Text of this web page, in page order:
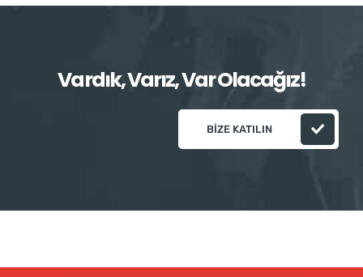
Vardık, Varız, Var Olacağız!
BIZE KATILIN